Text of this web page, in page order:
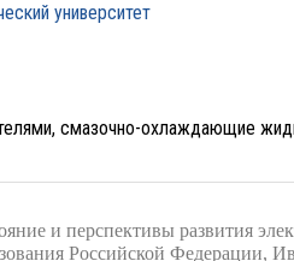
университет
смазочно-охлаждающие
и перспективы развития
Российской Федерации,